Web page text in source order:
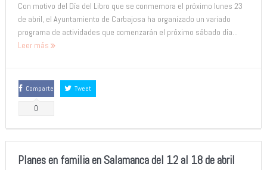
Con motivo del Día del Libro que se conmemora el próximo lunes 23
de abril, el Ayuntamiento de Carbajosa ha organizado un variado
programa de actividades que comenzarán el próximo sábado día...
Leer más
Comparte
0
Tweet
Planes en familia en Salamanca del 12 al 18 de abril